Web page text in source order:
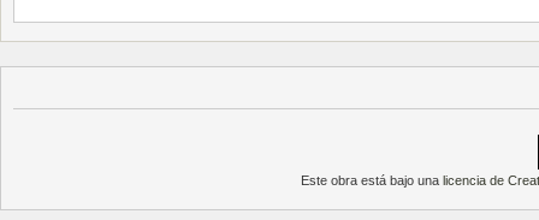
Este obra está bajo una licencia de